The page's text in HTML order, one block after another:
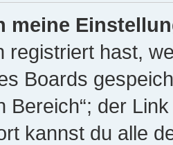
meine
registriert hast,
Boards
Bereich“; der
kannst du alle